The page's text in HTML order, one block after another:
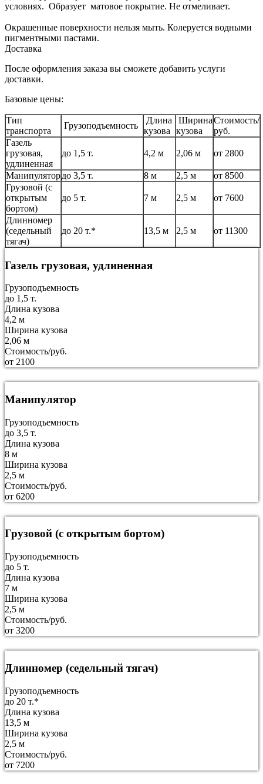
условиях. Образует матовое покрытие. Не отмеливает.
Окрашенные поверхности нельзя мыть. Колеруется водными
пигментными пастами.
Доставка
После оформления заказа вы сможете добавить услуги
доставки.
Базовые цены:
Тип
транспорта
Грузоподъемность
Длина
кузова
Ширина
кузова
Стоимость/
руб.
Газель
грузовая,
удлиненная
до 1,5 т. 4,2 м 2,06 м от 2800
Манипулятордо 3,5 т. 8 м 2,5 м
от 8500
Грузовой (с
открытым
бортом)
до 5 т. 7 м 2,5 м от 7600
Длинномер
(седельный
тягач)
до 20 т.* 13,5 м 2,5 м от 11300
Газель грузовая, удлиненная
Грузоподъемность
до 1,5 т.
Длина кузова
4,2 м
Ширина кузова
2,06 м
Стоимость/руб.
от 2100
Манипулятор
Грузоподъемность
до 3,5 т.
Длина кузова
8 м
Ширина кузова
2,5 м
Стоимость/руб.
от 6200
Грузовой (с открытым бортом)
Грузоподъемность
до 5 т.
Длина кузова
7 м
Ширина кузова
2,5 м
Стоимость/руб.
от 3200
Длинномер (седельный тягач)
Грузоподъемность
до 20 т.*
Длина кузова
13,5 м
Ширина кузова
2,5 м
Стоимость/руб.
от 7200